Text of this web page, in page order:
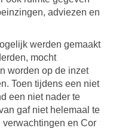
adviezen en
werden gemaakt
mocht
worden op de inzet
Toen tijdens een niet
een niet nader te
gaf niet helemaal te
en Cor